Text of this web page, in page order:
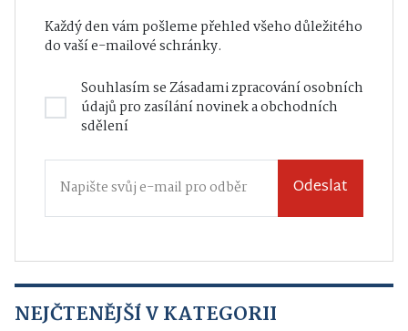
Každý den vám pošleme přehled všeho důležitého
do vaší e-mailové schránky.
Souhlasím seZásadami zpracování osobních
údajůpro zasílání novinek a obchodních
sdělení
Odeslat
NEJČTENĚJŠÍ V KATEGORII